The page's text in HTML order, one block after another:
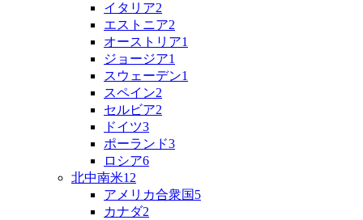
イタリア2
エストニア2
オーストリア1
ジョージア1
スウェーデン1
スペイン2
セルビア2
ドイツ3
ポーランド3
ロシア6
北中南米12
アメリカ合衆国5
カナダ2